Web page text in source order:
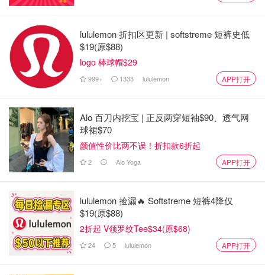
图片来自于waterpik，版权属于原作者
不过小编的牙医建议，冲牙器虽然方便，但是不能替代刷牙
和使用普通牙线清洁。日常的刷牙是一定要的，再配合使用
水牙线清洁基本上可以比较到位，但某些时候牙缝里会有些
卡得比较紧的食物，这个时候再用传统牙线补充清洁会更
定要试试水牙线，真的非常省事，就是我这样的懒人+手残
党的黑科技呀！
水牙线使用方法和频率
使用方法其实很简单，将吹牙线的头放进嘴中，对着洗手
池，调好水压，打开开关，将水柱对准牙齿和牙缝开始冲
洗，让进入嘴中的水 自然流出就好，眼睛看着水池，而不
是镜子，这样不会将水弄到身上。
lululemon 折扣区更新 | softstreme 短裤史低
$19(原$88)
logo 棒球帽$29
999+ 1333 lululemon APP打开
Alo 百刀内挖宝 | 正反两穿短袖$90、透气网
球裙$70
颜值性价比两不误！折扣款6折起
2 Alo Yoga APP打开
lululemon 捡漏🔥 Softstreme 短裤4降仅
$19(原$88)
2折起 V领罗纹Tee$34(原$68)
24 5 lululemon APP打开